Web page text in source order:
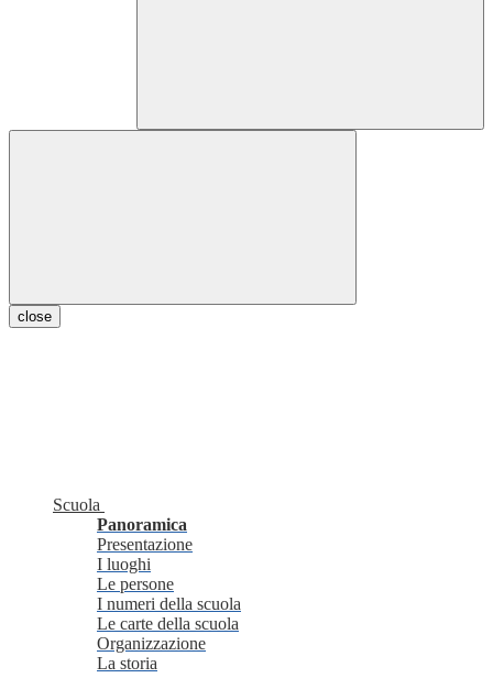
close
Scuola
Panoramica
Presentazione
I luoghi
Le persone
I numeri della scuola
Le carte della scuola
Organizzazione
La storia